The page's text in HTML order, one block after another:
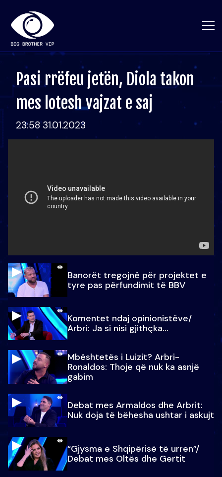
Pasi rrëfeu jetën, Diola takon
mes lotesh vajzat e saj
23:58 31.01.2023
Banorët tregojnë për projektet e
tyre pas përfundimit të BBV
Komentet ndaj opinionistëve/
Arbri: Ja si nisi gjithçka…
Mbështetës i Luizit? Arbri-
Ronaldos: Thoje që nuk ka asnjë
gabim
Debat mes Armaldos dhe Arbrit:
Nuk doja të bëhesha ushtar i askujt
“Gjysma e Shqipërisë të urren”/
Debat mes Oltës dhe Gertit